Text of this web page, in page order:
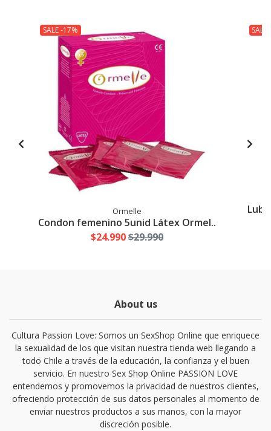
SALE -17%
Ormelle
Condon femenino 5unid Látex Ormel..
$24.990$29.990
About us
Cultura Passion Love: Somos un SexShop Online que enriquece
la sexualidad de los que visitan nuestra tienda web llegando a
todo Chile a través de la educación, la confianza y el buen
servicio. En nuestro Sex Shop Online PASSION LOVE
entendemos y promovemos la privacidad de nuestros clientes,
ofreciendo protección de sus datos personales al momento de
enviar nuestros productos a sus manos, con la mayor
discreción posible.